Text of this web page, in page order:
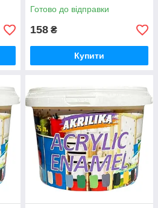
Готово до відправки
158 ₴
Купити